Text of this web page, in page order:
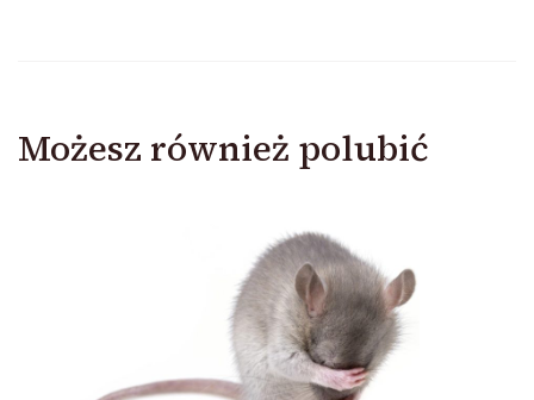
Możesz również polubić